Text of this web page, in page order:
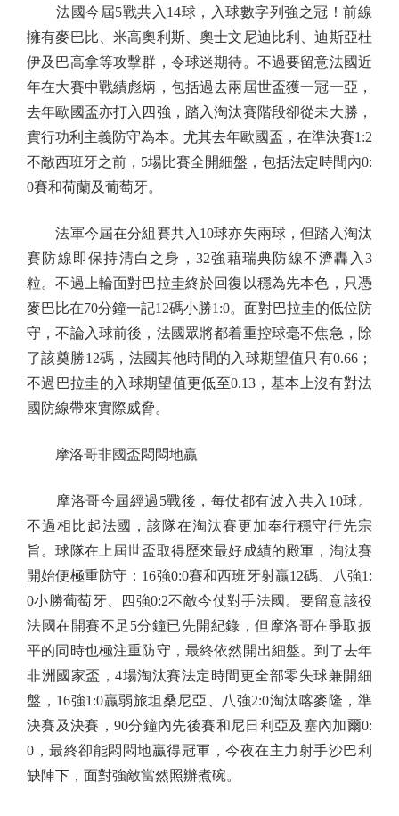
法國今屆5戰共入14球，入球數字列強之冠！前線
擁有麥巴比、米高奧利斯、奧士文尼迪比利、迪斯亞杜
伊及巴高拿等攻擊群，令球迷期待。不過要留意法國近
年在大賽中戰績彪炳，包括過去兩屆世盃獲一冠一亞，
去年歐國盃亦打入四強，踏入淘汰賽階段卻從未大勝，
實行功利主義防守為本。尤其去年歐國盃，在準決賽1:2
不敵西班牙之前，5場比賽全開細盤，包括法定時間內0:
0賽和荷蘭及葡萄牙。
法軍今屆在分組賽共入10球亦失兩球，但踏入淘汰
賽防線即保持清白之身，32強藉瑞典防線不濟轟入3
粒。不過上輪面對巴拉圭終於回復以穩為先本色，只憑
麥巴比在70分鐘一記12碼小勝1:0。面對巴拉圭的低位防
守，不論入球前後，法國眾將都着重控球毫不焦急，除
了該奠勝12碼，法國其他時間的入球期望值只有0.66；
不過巴拉圭的入球期望值更低至0.13，基本上沒有對法
國防線帶來實際威脅。
摩洛哥非國盃悶悶地贏
摩洛哥今屆經過5戰後，每仗都有波入共入10球。
不過相比起法國，該隊在淘汰賽更加奉行穩守行先宗
旨。球隊在上屆世盃取得歷來最好成績的殿軍，淘汰賽
開始便極重防守：16強0:0賽和西班牙射贏12碼、八強1:
0小勝葡萄牙、四強0:2不敵今仗對手法國。要留意該役
法國在開賽不足5分鐘已先開紀錄，但摩洛哥在爭取扳
平的同時也極注重防守，最終依然開出細盤。到了去年
非洲國家盃，4場淘汰賽法定時間更全部零失球兼開細
盤，16強1:0贏弱旅坦桑尼亞、八強2:0淘汰喀麥隆，準
決賽及決賽，90分鐘內先後賽和尼日利亞及塞內加爾0:
0，最終卻能悶悶地贏得冠軍，今夜在主力射手沙巴利
缺陣下，面對強敵當然照辦煮碗。